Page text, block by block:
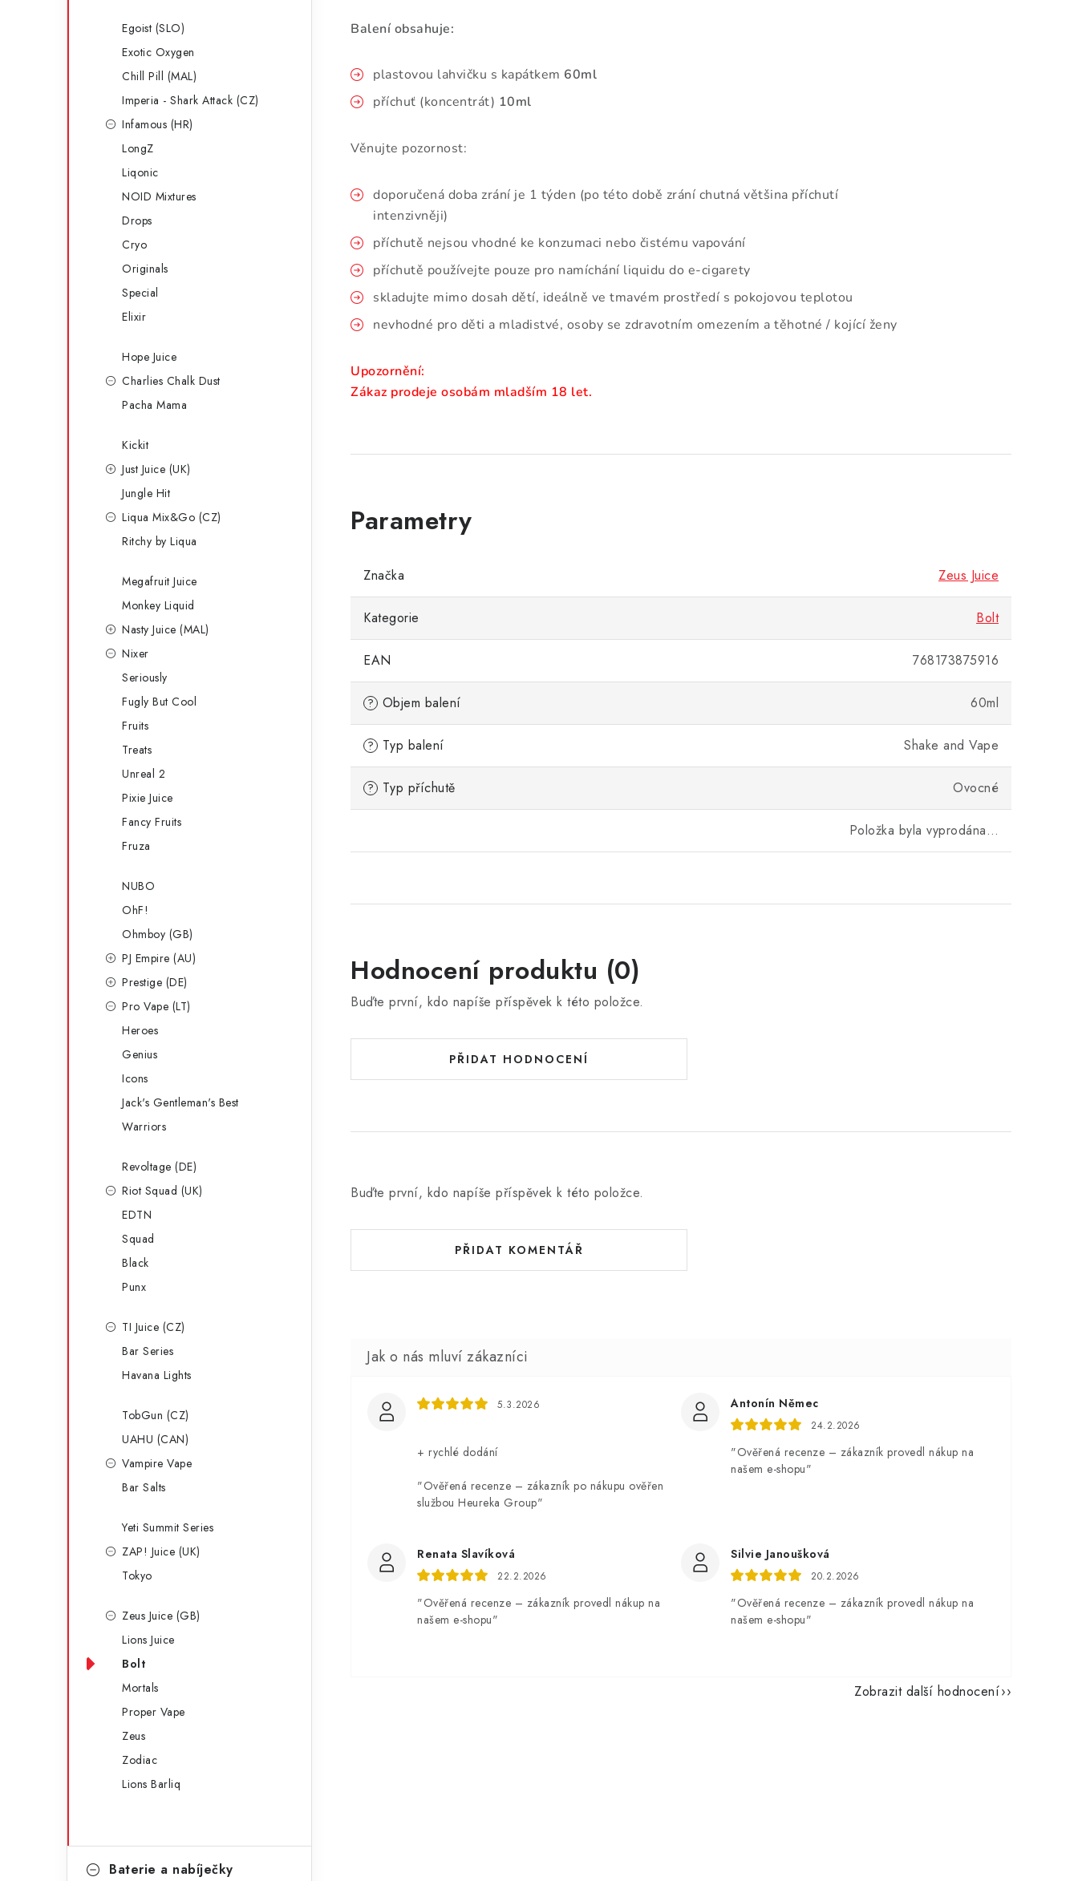
Egoist (SLO)
Exotic Oxygen
Chill Pill (MAL)
Imperia - Shark Attack (CZ)
Infamous (HR)
LongZ
Liqonic
NOID Mixtures
Drops
Cryo
Originals
Special
Elixir
Hope Juice
Charlies Chalk Dust
Pacha Mama
Kickit
Just Juice (UK)
Jungle Hit
Liqua Mix&Go (CZ)
Ritchy by Liqua
Megafruit Juice
Monkey Liquid
Nasty Juice (MAL)
Nixer
Seriously
Fugly But Cool
Fruits
Treats
Unreal 2
Pixie Juice
Fancy Fruits
Fruza
NUBO
OhF!
Ohmboy (GB)
PJ Empire (AU)
Prestige (DE)
Pro Vape (LT)
Heroes
Genius
Icons
Jack's Gentleman's Best
Warriors
Revoltage (DE)
Riot Squad (UK)
EDTN
Squad
Black
Punx
TI Juice (CZ)
Bar Series
Havana Lights
TobGun (CZ)
UAHU (CAN)
Vampire Vape
Bar Salts
Yeti Summit Series
ZAP! Juice (UK)
Tokyo
Zeus Juice (GB)
Lions Juice
Bolt
Mortals
Proper Vape
Zeus
Zodiac
Lions Barliq
Baterie a nabíječky
Balení obsahuje:
plastovou lahvičku s kapátkem 60ml
příchuť (koncentrát) 10ml
Věnujte pozornost:
doporučená doba zrání je 1 týden (po této době zrání chutná většina příchutí
intenzivněji)
příchutě nejsou vhodné ke konzumaci nebo čistému vapování
příchutě používejte pouze pro namíchání liquidu do e-cigarety
skladujte mimo dosah dětí, ideálně ve tmavém prostředí s pokojovou teplotou
nevhodné pro děti a mladistvé, osoby se zdravotním omezením a těhotné / kojící ženy
Upozornění:
Zákaz prodeje osobám mladším 18 let.
Značka Zeus Juice
Kategorie Bolt
EAN 768173875916
? Objem balení 60ml
? Typ balení Shake and Vape
? Typ příchutě Ovocné
Položka byla vyprodána…
Hodnocení produktu (0)
Buďte první, kdo napíše příspěvek k této položce.
PŘIDAT HODNOCENÍ
Buďte první, kdo napíše příspěvek k této položce.
PŘIDAT KOMENTÁŘ
5.3.2026
+ rychlé dodání
"Ověřená recenze – zákazník po nákupu ověřen
službou Heureka Group"
Antonín Němec
24.2.2026
"Ověřená recenze – zákazník provedl nákup na
našem e-shopu"
Renata Slavíková
22.2.2026
"Ověřená recenze – zákazník provedl nákup na
našem e-shopu"
Silvie Janoušková
20.2.2026
"Ověřená recenze – zákazník provedl nákup na
našem e-shopu"
Zobrazit další hodnocení